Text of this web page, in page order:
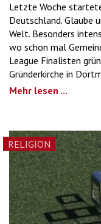
Letzte Woche
Deutschland. Glaube
Welt. Besonders
wo schon mal
League Finalisten
Gründerkirche in
Mehr lesen ...
RELIGION